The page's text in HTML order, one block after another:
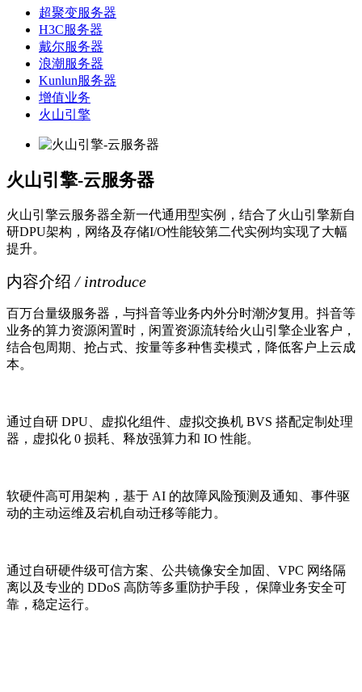
超聚变服务器
H3C服务器
戴尔服务器
浪潮服务器
Kunlun服务器
增值业务
火山引擎
火山引擎-云服务器
火山引擎云服务器全新一代通用型实例，结合了火山引擎新自
研DPU架构，网络及存储I/O性能较第二代实例均实现了大幅
提升。
内容介绍 / introduce
百万台量级服务器，与抖音等业务内外分时潮汐复用。抖音等
业务的算力资源闲置时，闲置资源流转给火山引擎企业客户，
结合包周期、抢占式、按量等多种售卖模式，降低客户上云成
本。
通过自研 DPU、虚拟化组件、虚拟交换机 BVS 搭配定制处理
器，虚拟化 0 损耗、释放强算力和 IO 性能。
软硬件高可用架构，基于 AI 的故障风险预测及通知、事件驱
动的主动运维及宕机自动迁移等能力。
通过自研硬件级可信方案、公共镜像安全加固、VPC 网络隔
离以及专业的 DDoS 高防等多重防护手段， 保障业务安全可
靠，稳定运行。